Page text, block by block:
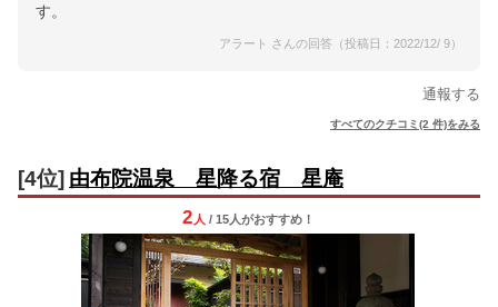
す。
アラート さんの回答（投稿日：2022/12/ 9）
通報する
すべてのクチコミ(2 件)をみる
[4位] 由布院温泉 星降る宿 星庵
2 人 / 15人がおすすめ！